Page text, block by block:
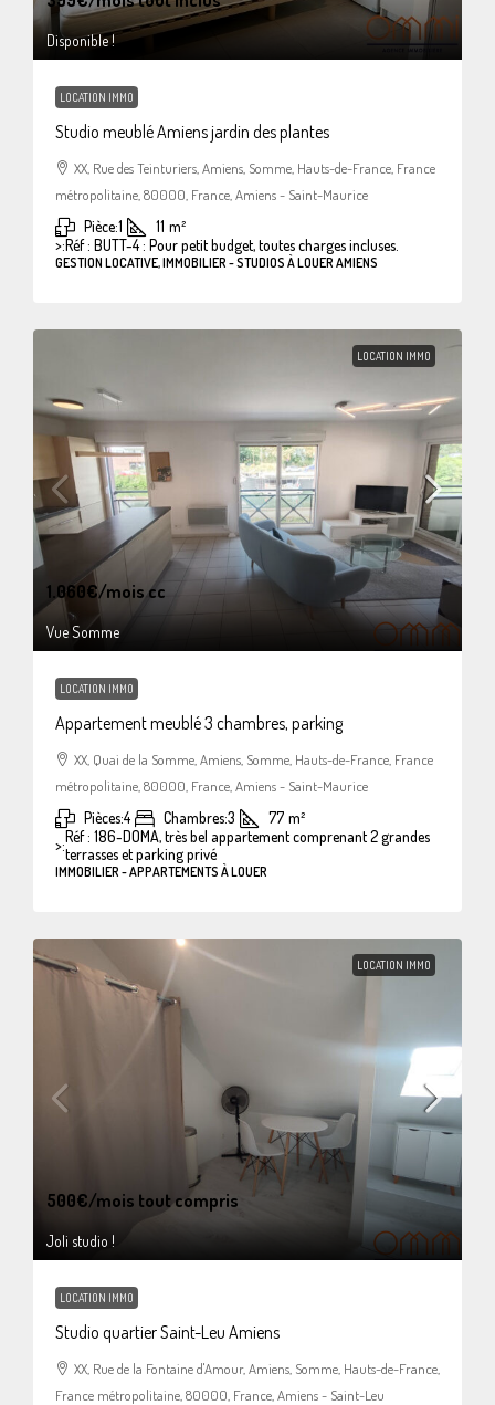
Disponible !
LOCATION IMMO
Studio meublé Amiens jardin des plantes
XX, Rue des Teinturiers, Amiens, Somme, Hauts-de-France, France
métropolitaine, 80000, France, Amiens - Saint-Maurice
Pièce:1 11 m²
>:Réf : BUTT-4 : Pour petit budget, toutes charges incluses.
GESTION LOCATIVE, IMMOBILIER - STUDIOS À LOUER AMIENS
LOCATION IMMO
1.060€/mois cc
Vue Somme
LOCATION IMMO
Appartement meublé 3 chambres, parking
XX, Quai de la Somme, Amiens, Somme, Hauts-de-France, France
métropolitaine, 80000, France, Amiens - Saint-Maurice
Pièces:4 Chambres:3 77 m²
>:Réf : 186-DOMA, très bel appartement comprenant 2 grandes
terrasses et parking privé
IMMOBILIER - APPARTEMENTS À LOUER
LOCATION IMMO
500€/mois tout compris
Joli studio !
LOCATION IMMO
Studio quartier Saint-Leu Amiens
XX, Rue de la Fontaine d'Amour, Amiens, Somme, Hauts-de-France,
France métropolitaine, 80000, France, Amiens - Saint-Leu